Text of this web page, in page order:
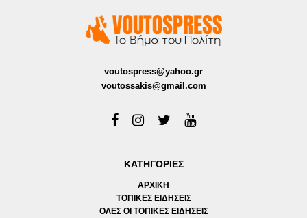
voutospress@yahoo.gr
voutossakis@gmail.com
ΚΑΤΗΓΟΡΙΕΣ
ΑΡΧΙΚΗ
ΤΟΠΙΚΕΣ ΕΙΔΗΣΕΙΣ
ΟΛΕΣ ΟΙ ΤΟΠΙΚΕΣ ΕΙΔΗΣΕΙΣ